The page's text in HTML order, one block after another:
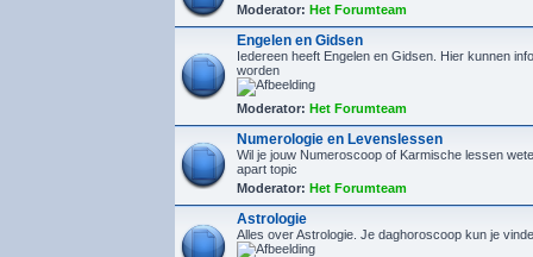
Moderator: Het Forumteam
Engelen en Gidsen
Iedereen heeft Engelen en Gidsen. Hier kunnen
worden
Moderator: Het Forumteam
Numerologie en Levenslessen
Wil je jouw Numeroscoop of Karmische lessen
apart topic
Moderator: Het Forumteam
Astrologie
Alles over Astrologie. Je daghoroscoop kun je